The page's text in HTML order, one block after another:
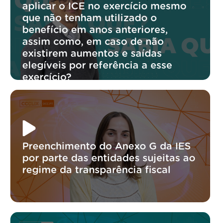
aplicar o ICE no exercício mesmo
que não tenham utilizado o
benefício em anos anteriores,
assim como, em caso de não
existirem aumentos e saídas
elegíveis por referência a esse
exercício?
Preenchimento do Anexo G da IES
por parte das entidades sujeitas ao
regime da transparência fiscal